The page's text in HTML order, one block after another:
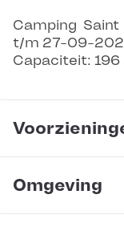
Camping
t/m 27-09-
Capaciteit:
Omgeving